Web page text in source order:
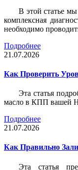
В этой статье
комплексная
необходимо
Подробнее
21.07.2026
Как Проверить
Эта статья
масло в КПП вашей
Подробнее
21.07.2026
Как Правильно
Эта статья